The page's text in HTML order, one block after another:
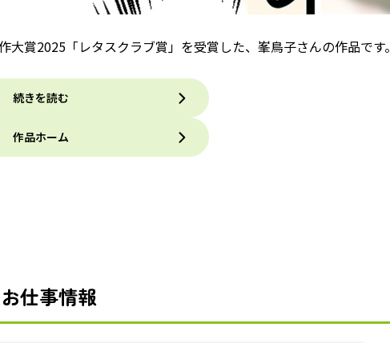
賞2025「レタスクラブ賞」を受賞した、峯鳥子さんの作品です。
続きを読む
作品ホーム
お仕事情報